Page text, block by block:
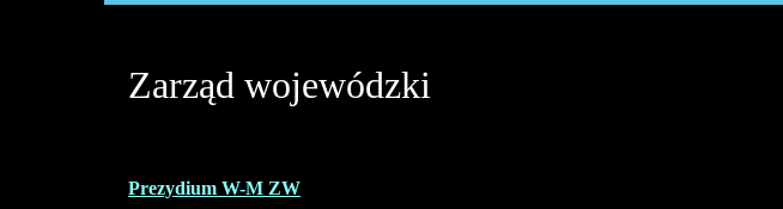
Zarząd wojewódzki
Prezydium W-M ZW